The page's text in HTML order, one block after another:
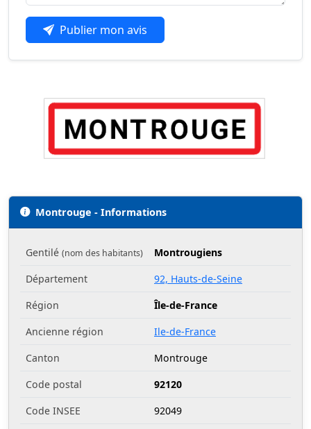
Publier mon avis
Montrouge - Informations
Gentilé (nom des habitants)
Montrougiens
Département
92, Hauts-de-Seine
Région
Île-de-France
Ancienne région
Ile-de-France
Canton
Montrouge
Code postal
92120
Code INSEE
92049